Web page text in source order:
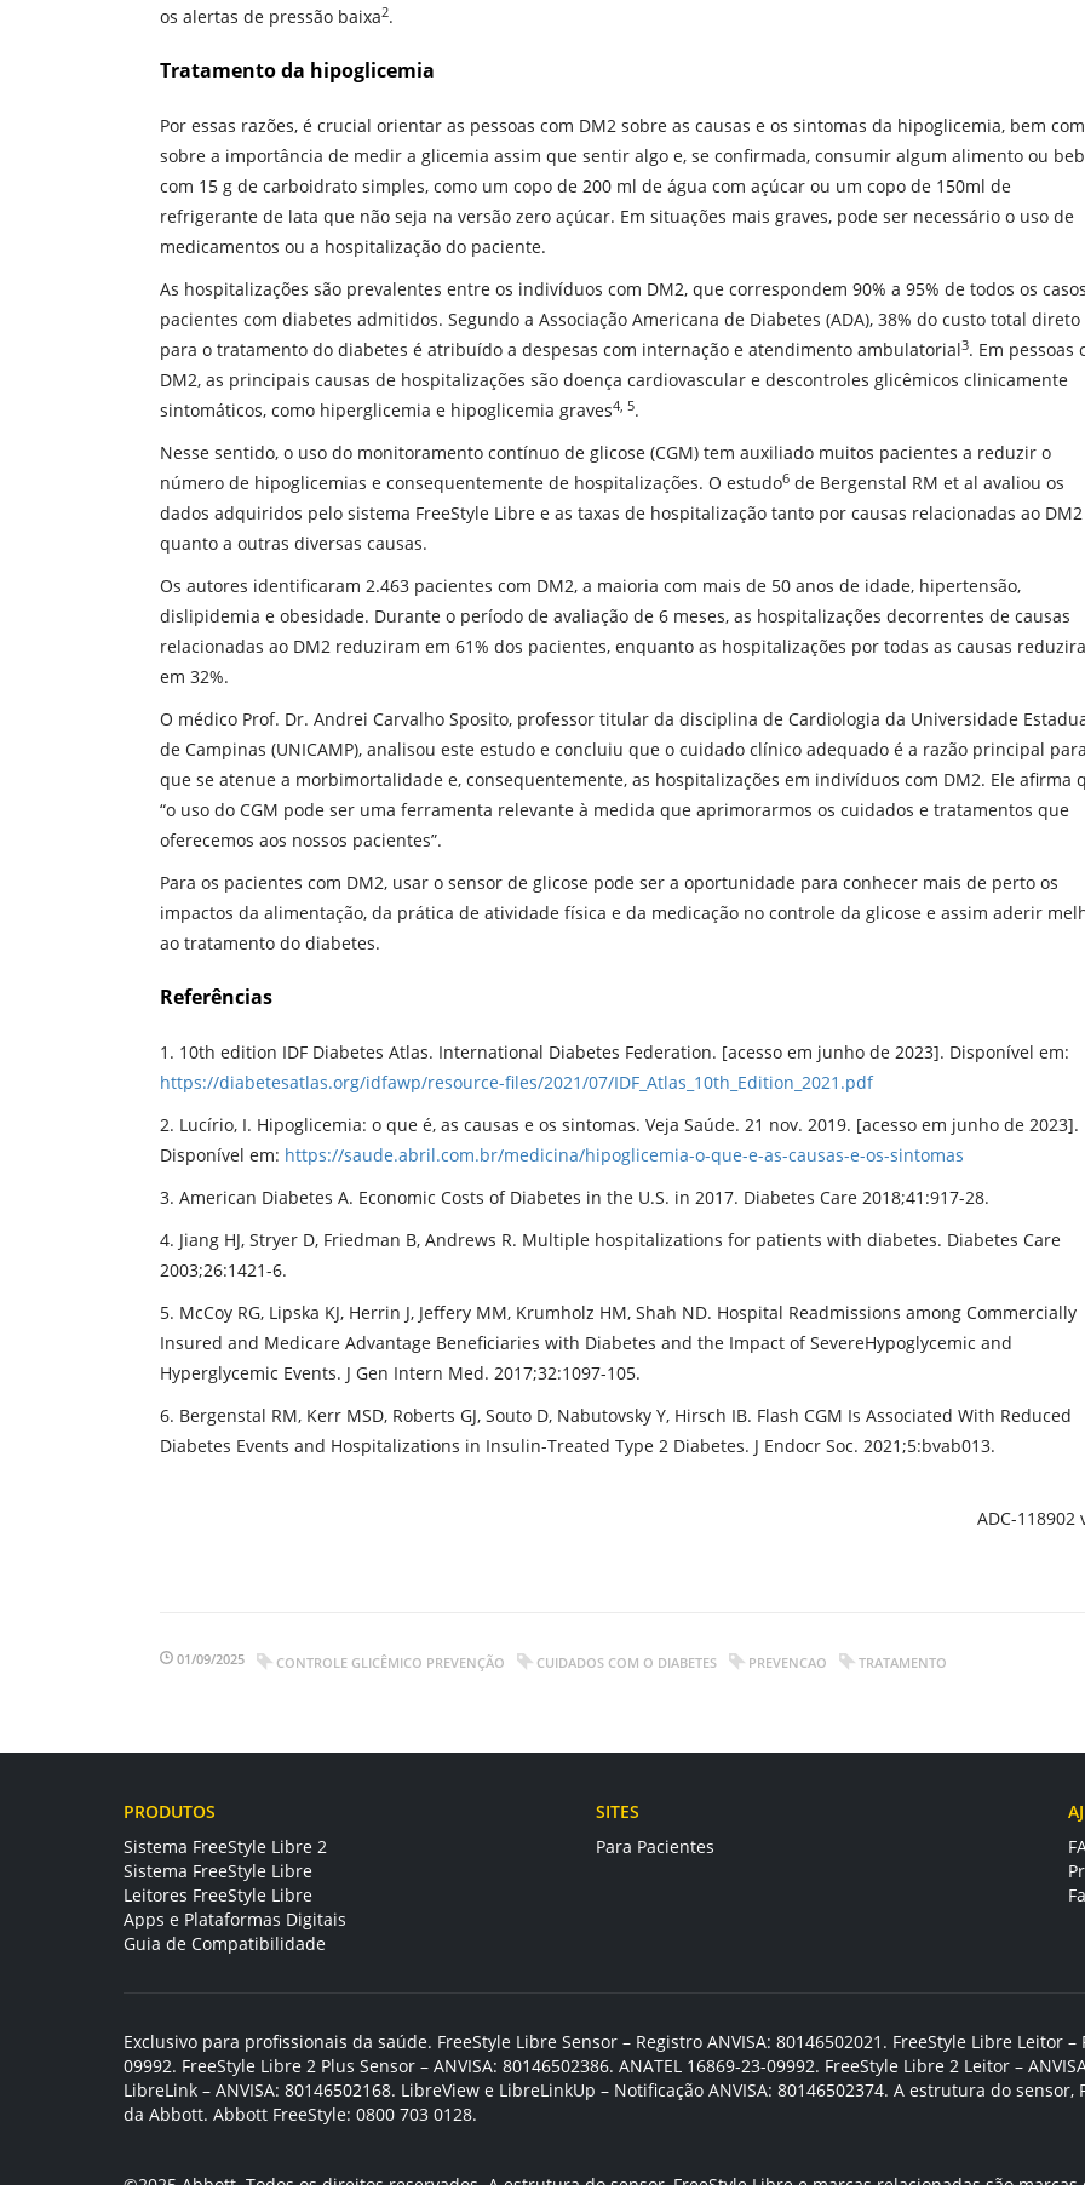
os alertas de pressão baixa2.
Tratamento da hipoglicemia
Por essas razões, é crucial orientar as pessoas com DM2 sobre as causas e os sintomas da hipoglicemia, bem
sobre a importância de medir a glicemia assim que sentir algo e, se confirmada, consumir algum alimento ou
com 15 g de carboidrato simples, como um copo de 200 ml de água com açúcar ou um copo de 150ml de
refrigerante de lata que não seja na versão zero açúcar. Em situações mais graves, pode ser necessário o uso de
medicamentos ou a hospitalização do paciente.
As hospitalizações são prevalentes entre os indivíduos com DM2, que correspondem 90% a 95% de todos os
pacientes com diabetes admitidos. Segundo a Associação Americana de Diabetes (ADA), 38% do custo total direto
para o tratamento do diabetes é atribuído a despesas com internação e atendimento ambulatorial3. Em pessoas
DM2, as principais causas de hospitalizações são doença cardiovascular e descontroles glicêmicos clinicamente
sintomáticos, como hiperglicemia e hipoglicemia graves4, 5.
Nesse sentido, o uso do monitoramento contínuo de glicose (CGM) tem auxiliado muitos pacientes a reduzir o
número de hipoglicemias e consequentemente de hospitalizações. O estudo6 de Bergenstal RM et al avaliou os
dados adquiridos pelo sistema FreeStyle Libre e as taxas de hospitalização tanto por causas relacionadas ao DM2
quanto a outras diversas causas.
Os autores identificaram 2.463 pacientes com DM2, a maioria com mais de 50 anos de idade, hipertensão,
dislipidemia e obesidade. Durante o período de avaliação de 6 meses, as hospitalizações decorrentes de causas
relacionadas ao DM2 reduziram em 61% dos pacientes, enquanto as hospitalizações por todas as causas
em 32%.
O médico Prof. Dr. Andrei Carvalho Sposito, professor titular da disciplina de Cardiologia da Universidade
de Campinas (UNICAMP), analisou este estudo e concluiu que o cuidado clínico adequado é a razão principal
que se atenue a morbimortalidade e, consequentemente, as hospitalizações em indivíduos com DM2. Ele afirma
“o uso do CGM pode ser uma ferramenta relevante à medida que aprimorarmos os cuidados e tratamentos que
oferecemos aos nossos pacientes”.
Para os pacientes com DM2, usar o sensor de glicose pode ser a oportunidade para conhecer mais de perto os
impactos da alimentação, da prática de atividade física e da medicação no controle da glicose e assim aderir
ao tratamento do diabetes.
Referências
1. 10th edition IDF Diabetes Atlas. International Diabetes Federation. [acesso em junho de 2023]. Disponível em:
https://diabetesatlas.org/idfawp/resource-files/2021/07/IDF_Atlas_10th_Edition_2021.pdf
2. Lucírio, I. Hipoglicemia: o que é, as causas e os sintomas. Veja Saúde. 21 nov. 2019. [acesso em junho de 2023].
Disponível em: https://saude.abril.com.br/medicina/hipoglicemia-o-que-e-as-causas-e-os-sintomas
3. American Diabetes A. Economic Costs of Diabetes in the U.S. in 2017. Diabetes Care 2018;41:917-28.
4. Jiang HJ, Stryer D, Friedman B, Andrews R. Multiple hospitalizations for patients with diabetes. Diabetes Care
2003;26:1421-6.
5. McCoy RG, Lipska KJ, Herrin J, Jeffery MM, Krumholz HM, Shah ND. Hospital Readmissions among Commercially
Insured and Medicare Advantage Beneficiaries with Diabetes and the Impact of SevereHypoglycemic and
Hyperglycemic Events. J Gen Intern Med. 2017;32:1097-105.
6. Bergenstal RM, Kerr MSD, Roberts GJ, Souto D, Nabutovsky Y, Hirsch IB. Flash CGM Is Associated With Reduced
Diabetes Events and Hospitalizations in Insulin-Treated Type 2 Diabetes. J Endocr Soc. 2021;5:bvab013.
ADC-118902
01/09/2025 CONTROLE GLICÊMICO PREVENÇÃO CUIDADOS COM O DIABETES PREVENCAO TRATAMENTO
PRODUTOS
Sistema FreeStyle Libre 2
Sistema FreeStyle Libre
Leitores FreeStyle Libre
Apps e Plataformas Digitais
Guia de Compatibilidade
SITES
Para Pacientes
Exclusivo para profissionais da saúde. FreeStyle Libre Sensor – Registro ANVISA: 80146502021. FreeStyle Libre Leitor –
09992. FreeStyle Libre 2 Plus Sensor – ANVISA: 80146502386. ANATEL 16869-23-09992. FreeStyle Libre 2 Leitor –
LibreLink – ANVISA: 80146502168. LibreView e LibreLinkUp – Notificação ANVISA: 80146502374. A estrutura do
da Abbott. Abbott FreeStyle: 0800 703 0128.